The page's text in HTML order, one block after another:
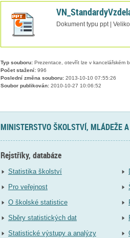
Dokument typu ppt |
Typ souboru:Prezentace, otevřít lze v kancelářském
Počet stažení:996
Poslední změna souboru:2013-10-10 07:55:26
Soubor publikován:2010-10-27 10:06:52
MINISTERSTVO ŠKOLSTVÍ, MLÁDEŽE
Rejstříky, databáze
Statistika školství
Pro veřejnost
O školské statistice
Sběry statistických dat
Statistické výstupy a analýzy